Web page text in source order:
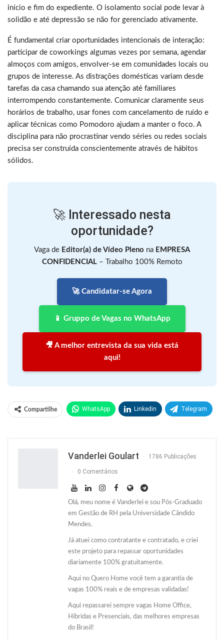
início e fim do expediente. O isolamento social pode levar à
solidão e até depressão se não for gerenciado ativamente.
É fundamental criar oportunidades intencionais de interação:
participar de coworkings algumas vezes por semana, agendar
almoços com amigos, envolver-se em comunidades locais ou
grupos de interesse. As distrações domésticas variam desde
tarefas da casa chamando sua atenção até familiares
interrompendo constantemente. Comunicar claramente seus
horários de trabalho, usar fones com cancelamento de ruído e
aplicar técnicas como Pomodoro ajudam a manter o foco. A
disciplina para não procrastinar vendo séries ou redes sociais
precisa ser construída conscientemente através de hábitos
sólidos.
🚀 Interessado nesta
oportunidade?
Vaga de Editor(a) de Vídeo Pleno na EMPRESA
CONFIDENCIAL– Trabalho 100% Remoto
🚀 Candidatar-se Agora
📱 Gruppo de Vagas no WhatsApp
🎥 A melhor entrevista da sua vida está
aqui!
Compartilhe WhatsApp Linkedin Telegram
Vanderlei Goulart 1786 Publicações
0 Comentários
Olá, meu nome é Vanderlei e sou Pós-Graduado
em Gestão de RH pela Universidade Cândido
Mendes.
Já atuei como contratante e contratado, e criei
este projeto para repassar oportunidades
diariamente 100% gratuitamente.
Aqui no Quero Home você tem a garantia de
vagas 100% reais e de empresas validadas!
Aqui repassarei sempre vagas Home Office,
Híbridas e Presenciais, das melhores empresas
do Brasil!